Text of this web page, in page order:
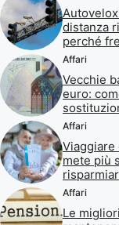
distanza
perché
Affari
Vecchie
euro:
Affari
Viaggiare
mete più
Affari
Le